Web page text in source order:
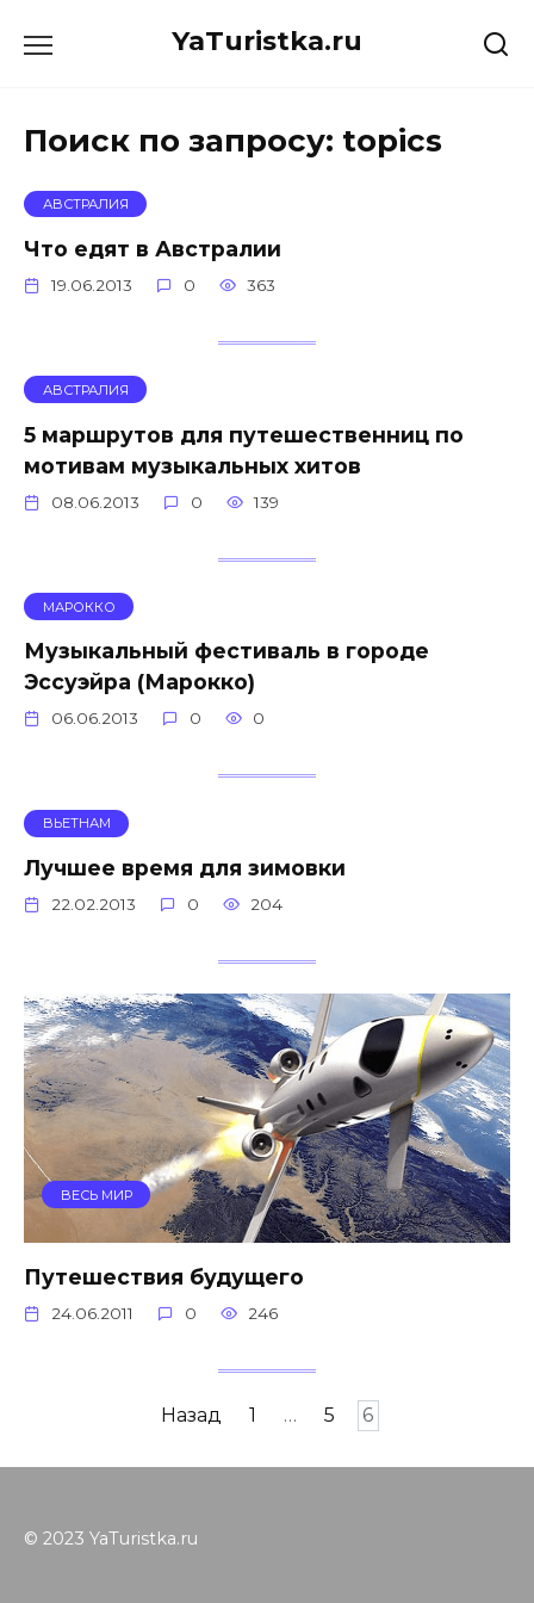
YaTuristka.ru
Поиск по запросу: topics
АВСТРАЛИЯ
Что едят в Австралии
19.06.2013 0 363
АВСТРАЛИЯ
5 маршрутов для путешественниц по
мотивам музыкальных хитов
08.06.2013 0 139
МАРОККО
Музыкальный фестиваль в городе
Эссуэйра (Марокко)
06.06.2013 0 0
ВЬЕТНАМ
Лучшее время для зимовки
22.02.2013 0 204
ВЕСЬ МИР
Путешествия будущего
24.06.2011 0 246
записям
Назад 1 … 5 6
© 2023 YaTuristka.ru